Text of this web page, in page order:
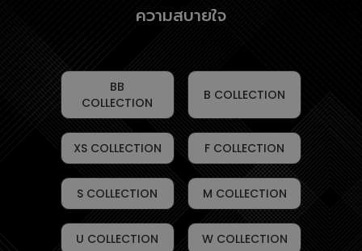
ความสบายใจ
BB
COLLECTION
B COLLECTION
XS COLLECTION F COLLECTION
S COLLECTION M COLLECTION
U COLLECTION W COLLECTION